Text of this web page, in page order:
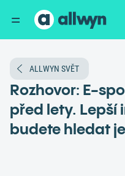
ALLWYN SVĚT
Rozhovor: E-
před lety. Lepší
budete hledat